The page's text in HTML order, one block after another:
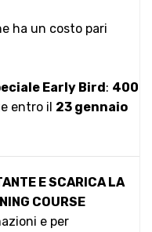
ha un costo pari
Early Bird: 400
entro il 23 gennaio
E SCARICA LA
COURSE
e per